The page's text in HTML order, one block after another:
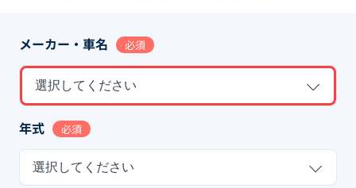
メーカー・車名 必須
選択してください
年式 必須
選択してください